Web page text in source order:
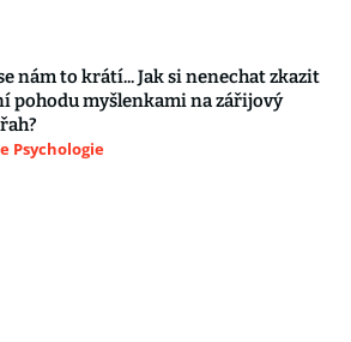
nám to krátí... Jak si nenechat zkazit
pohodu myšlenkami na zářijový
Psychologie